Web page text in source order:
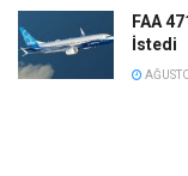
FAA
İstedi